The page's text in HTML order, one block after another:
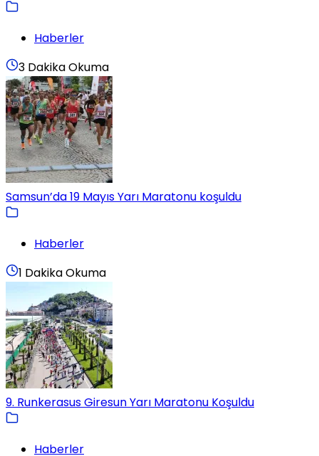
Haberler
3 Dakika Okuma
Samsun’da 19 Mayıs Yarı Maratonu koşuldu
Haberler
1 Dakika Okuma
9. Runkerasus Giresun Yarı Maratonu Koşuldu
Haberler